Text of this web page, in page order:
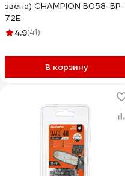
звена) CHAMPION B058-BP-
72E
4.9(41)
В корзину